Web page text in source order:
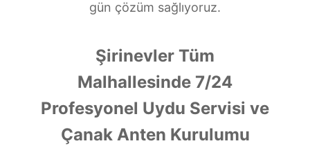
gün çözüm sağlıyoruz.
Şirinevler Tüm
Malhallesinde 7/24
Profesyonel Uydu Servisi ve
Çanak Anten Kurulumu